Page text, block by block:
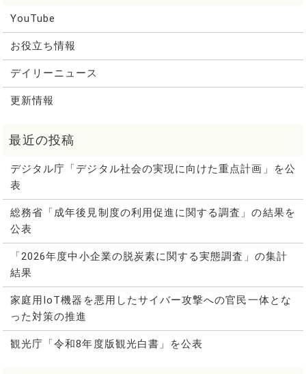
YouTube
お役立ち情報
デイリーニュース
更新情報
デジタル庁「デジタル社会の実現に向けた重点計画」を公
表
総務省「成年後見制度の利用促進に関する調査」の結果を
公表
「2026年度中小企業の脱炭素に関する実態調査」の集計
結果
家庭用IoT機器を悪用したサイバー攻撃への官民一体とな
った対策の推進
観光庁「令和8年度版観光白書」を公表